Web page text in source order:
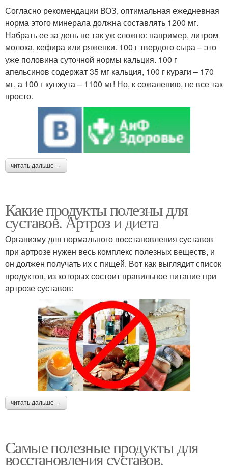
Согласно рекомендации ВОЗ, оптимальная ежедневная
норма этого минерала должна составлять 1200 мг.
Набрать ее за день не так уж сложно: например, литром
молока, кефира или ряженки. 100 г твердого сыра – это
уже половина суточной нормы кальция. 100 г
апельсинов содержат 35 мг кальция, 100 г кураги – 170
мг, а 100 г кунжута – 1100 мг! Но, к сожалению, не все так
просто.
читать дальше →
Какие продукты полезны для
суставов. Артроз и диета
Организму для нормального восстановления суставов
при артрозе нужен весь комплекс полезных веществ, и
он должен получать их с пищей. Вот как выглядит список
продуктов, из которых состоит правильное питание при
артрозе суставов:
читать дальше →
Самые полезные продукты для
восстановления суставов.